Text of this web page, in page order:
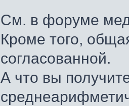
См. в форуме
Кроме того,
согласованной.
А что вы